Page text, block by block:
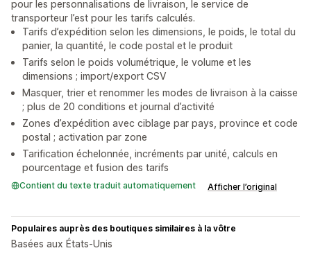
pour les personnalisations de livraison, le service de
transporteur l’est pour les tarifs calculés.
Tarifs d’expédition selon les dimensions, le poids, le total du
panier, la quantité, le code postal et le produit
Tarifs selon le poids volumétrique, le volume et les
dimensions ; import/export CSV
Masquer, trier et renommer les modes de livraison à la caisse
; plus de 20 conditions et journal d’activité
Zones d’expédition avec ciblage par pays, province et code
postal ; activation par zone
Tarification échelonnée, incréments par unité, calculs en
pourcentage et fusion des tarifs
Contient du texte traduit automatiquement Afficher l’original
Populaires auprès des boutiques similaires à la vôtre
Basées aux États-Unis